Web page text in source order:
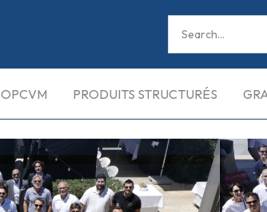
OPCVM PRODUITS STRUCTURÉS